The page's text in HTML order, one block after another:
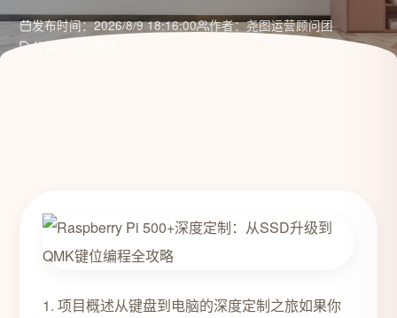
发布时间：2026/8/9 18:16:00
作者：尧图运营顾问团
分类：行业资讯
1. 项目概述从键盘到电脑的深度定制之旅如果你